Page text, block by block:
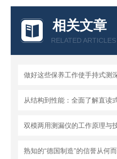
相关文章
RELATED ARTICLES
从结构到性能：全面了解直读
熟知的“德国制造”的信誉从何